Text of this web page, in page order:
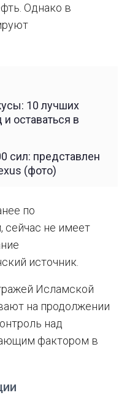
Однако в
10 лучших
и оставаться в
сил: представлен
(фото)
по
сейчас не имеет
источник.
Исламской
на продолжении
над
фактором в